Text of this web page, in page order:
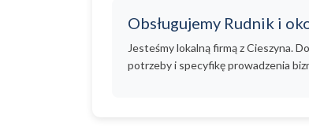
Obsługujemy Rudnik i
Jesteśmy lokalną firmą z Cieszyna.
potrzeby i specyfikę prowadzenia